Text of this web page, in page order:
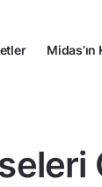
Midas’ın